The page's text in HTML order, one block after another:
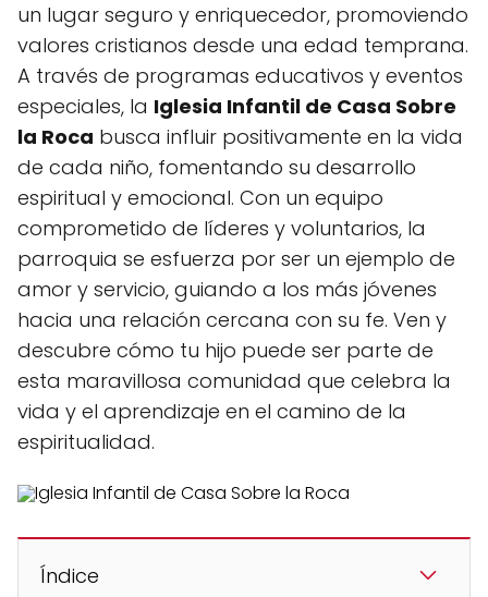
un lugar seguro y enriquecedor, promoviendo
valores cristianos desde una edad temprana.
A través de programas educativos y eventos
especiales, la Iglesia Infantil de Casa Sobre
la Roca busca influir positivamente en la vida
de cada niño, fomentando su desarrollo
espiritual y emocional. Con un equipo
comprometido de líderes y voluntarios, la
parroquia se esfuerza por ser un ejemplo de
amor y servicio, guiando a los más jóvenes
hacia una relación cercana con su fe. Ven y
descubre cómo tu hijo puede ser parte de
esta maravillosa comunidad que celebra la
vida y el aprendizaje en el camino de la
espiritualidad.
Índice